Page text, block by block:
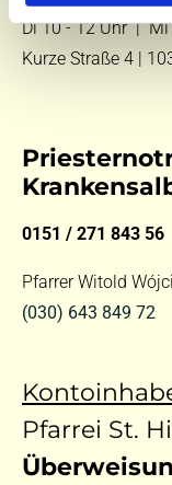
Di 10 - 12 Uhr |
Kurze Straße 4 |
0151 / 271 843 56
Pfarrer Witold
(030) 643 849 72
Pfarrei St.